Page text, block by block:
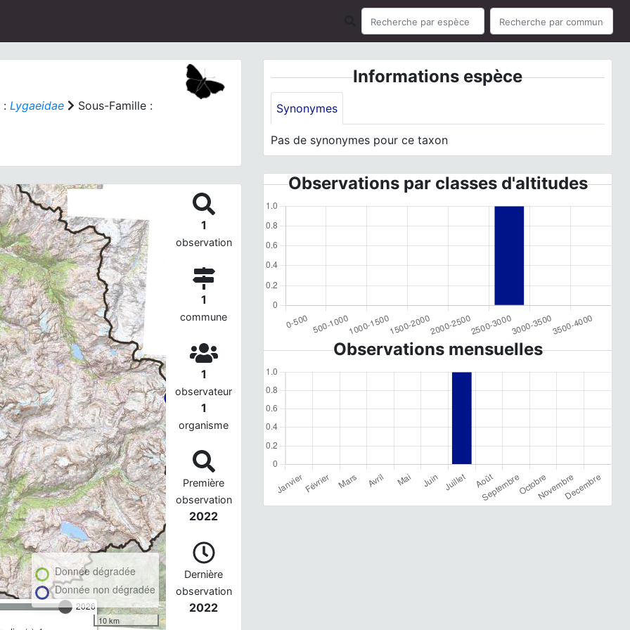
: Lygaeidae Sous-Famille :
2026
Donnée dégradée
Donnée non dégradée
10 km
1
observation
1
commune
1
observateur
1
organisme
Première
observation
2022
Dernière
observation
2022
Informations espèce
Synonymes
Pas de synonymes pour ce taxon
Observations par classes d'altitudes
Observations mensuelles